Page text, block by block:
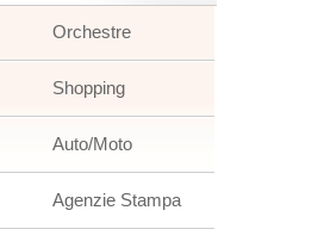
Orchestre
Shopping
Auto/Moto
Agenzie Stampa